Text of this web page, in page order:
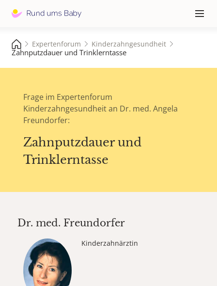
≡
Expertenforum Kinderzahngesundheit
Zahnputzdauer und Trinklerntasse
Frage im Expertenforum
Kinderzahngesundheit an Dr. med. Angela
Freundorfer:
Zahnputzdauer und
Trinklerntasse
Dr. med. Freundorfer
Kinderzahnärztin